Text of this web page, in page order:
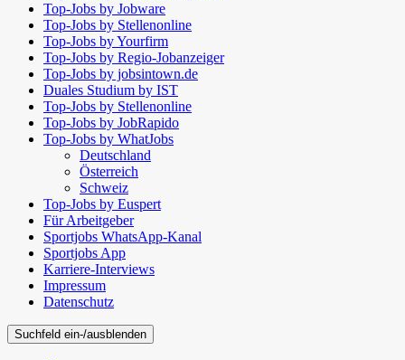
Top-Jobs by Jobware
Top-Jobs by Stellenonline
Top-Jobs by Yourfirm
Top-Jobs by Regio-Jobanzeiger
Top-Jobs by jobsintown.de
Duales Studium by IST
Top-Jobs by Stellenonline
Top-Jobs by JobRapido
Top-Jobs by WhatJobs
Deutschland
Österreich
Schweiz
Top-Jobs by Euspert
Für Arbeitgeber
Sportjobs WhatsApp-Kanal
Sportjobs App
Karriere-Interviews
Impressum
Datenschutz
Suchfeld ein-/ausblenden